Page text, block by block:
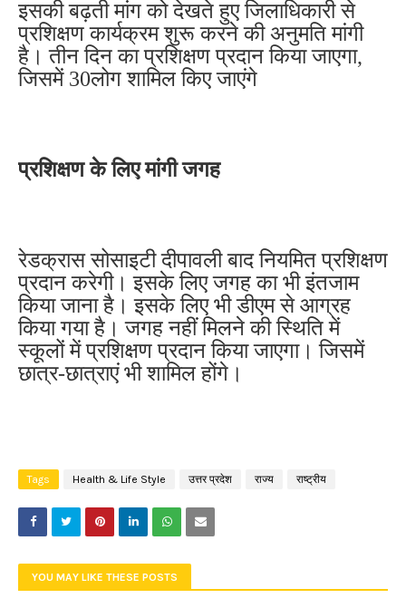
इसकी बढ़ती मांग को देखते हुए जिलाधिकारी से
प्रशिक्षण कार्यक्रम शुरू करने की अनुमति मांगी
है। तीन दिन का प्रशिक्षण प्रदान किया जाएगा,
जिसमें 30लोग शामिल किए जाएंगे ‌‌
प्रशिक्षण के लिए मांगी जगह
रेडक्रास सोसाइटी दीपावली बाद नियमित प्रशिक्षण
प्रदान करेगी। इसके लिए जगह का भी इंतजाम
किया जाना है। इसके लिए भी डीएम से आग्रह
किया गया है। जगह नहीं मिलने की स्थिति में
स्कूलों में प्रशिक्षण प्रदान किया जाएगा। जिसमें
छात्र-छात्राएं भी शामिल होंगे।
Tags Health & Life Style उत्तर प्रदेश राज्य राष्ट्रीय
YOU MAY LIKE THESE POSTS